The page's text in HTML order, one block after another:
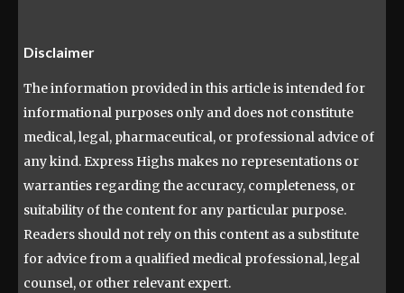
Disclaimer
The information provided in this article is intended for
informational purposes only and does not constitute
medical, legal, pharmaceutical, or professional advice of
any kind. Express Highs makes no representations or
warranties regarding the accuracy, completeness, or
suitability of the content for any particular purpose.
Readers should not rely on this content as a substitute
for advice from a qualified medical professional, legal
counsel, or other relevant expert.